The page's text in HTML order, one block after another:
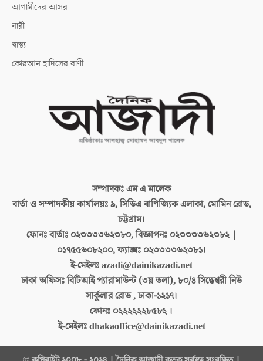
আগামীদের আসর
নারী
স্বাস্থ্য
কোরআন হাদিসের বাণী
সম্পাদকঃএম এ মালেক
বার্তা ও সম্পাদকীয় কার্যালয়ঃ৯, সিডিএ বাণিজ্যিক এলাকা, মোমিন রোড,
চট্টগ্রাম।
ফোনঃ বার্তাঃ ০২৩৩৩৩৬২৩৮০, বিজ্ঞাপনঃ ০২৩৩৩৩৬২৩৮২ |
০১৭৫৫৬০৮২০০, ফ্যাক্সঃ ০২৩৩৩৩৬২৩৮১।
ই-মেইলঃazadi@dainikazadi.net
ঢাকা অফিসঃবিটিআই প্যারামাউন্ট (৩য় তলা), ৮০/৪ সিদ্ধেশ্বরী নিউ
সার্কুলার রোড , ঢাকা-১২১৭।
ফোনঃ ০২২২২২২৮৫৮২ ।
ই-মেইলঃdhakaoffice@dainikazadi.net